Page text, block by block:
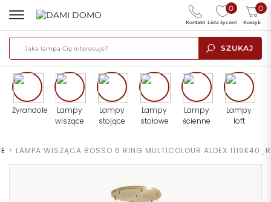
SZUKAJ
0
Lista życzeń
0
Koszyk
Kontakt
Żyrandole
Lampy
wiszące
Lampy
stojące
Lampy
stołowe
Lampy
ścienne
Lampy
loft
> LAMPA WISZĄCA BOSSO 6 RING MULTICOLOUR ALDEX 1119K40_R